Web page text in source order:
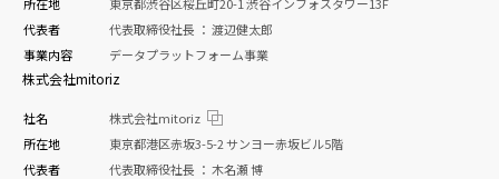
代表者
代表取締役社長 ： 渡辺健太郎
事業内容
データプラットフォーム事業
株式会社mitoriz
社名
株式会社mitoriz
所在地
東京都港区赤坂3-5-2 サンヨー赤坂ビル5階
代表者
代表取締役社長 ： 木名瀬 博